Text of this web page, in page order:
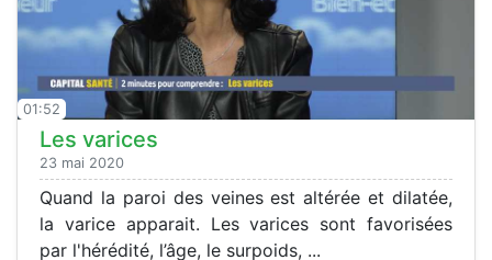
01:52
Les varices
23 mai 2020
Quand la paroi des veines est altérée et dilatée,
la varice apparait. Les varices sont favorisées
par l'hérédité, l’âge, le surpoids, ...